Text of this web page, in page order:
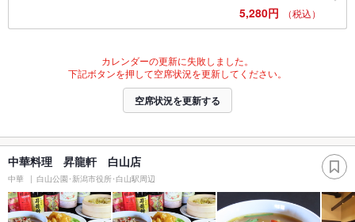
5,280円 （税込）
カレンダーの更新に失敗しました。
下記ボタンを押して空席状況を更新してください。
空席状況を更新する
中華料理 昇龍軒 白山店
中華 白山公園･新潟市役所･白山駅周辺